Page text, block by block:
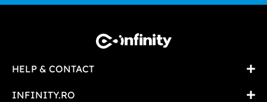
HELP & CONTACT
INFINITY.RO